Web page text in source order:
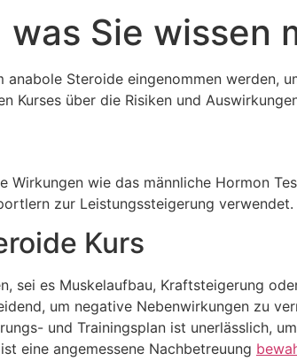
Sie wissen
Steroide eingenommen werden,
Kurses über die Risiken und
Wirkungen wie das männliche Hormon
zur Leistungssteigerung verwendet.
Kurs
sei es Muskelaufbau, Kraftsteigerung
um negative Nebenwirkungen zu
und Trainingsplan ist unerlässlich,
eine angemessene Nachbetreuung